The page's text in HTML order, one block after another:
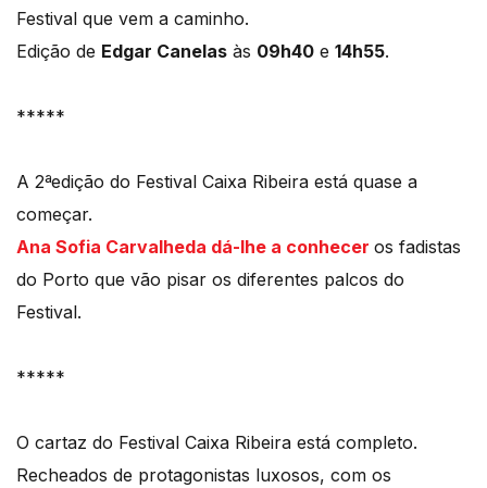
Festival que vem a caminho.
Edição de Edgar Canelas às 09h40 e 14h55.
*****
A 2ªedição do Festival Caixa Ribeira está quase a
começar.
Ana Sofia Carvalheda dá-lhe a conhecer os fadistas
do Porto que vão pisar os diferentes palcos do
Festival.
*****
O cartaz do Festival Caixa Ribeira está completo.
Recheados de protagonistas luxosos, com os